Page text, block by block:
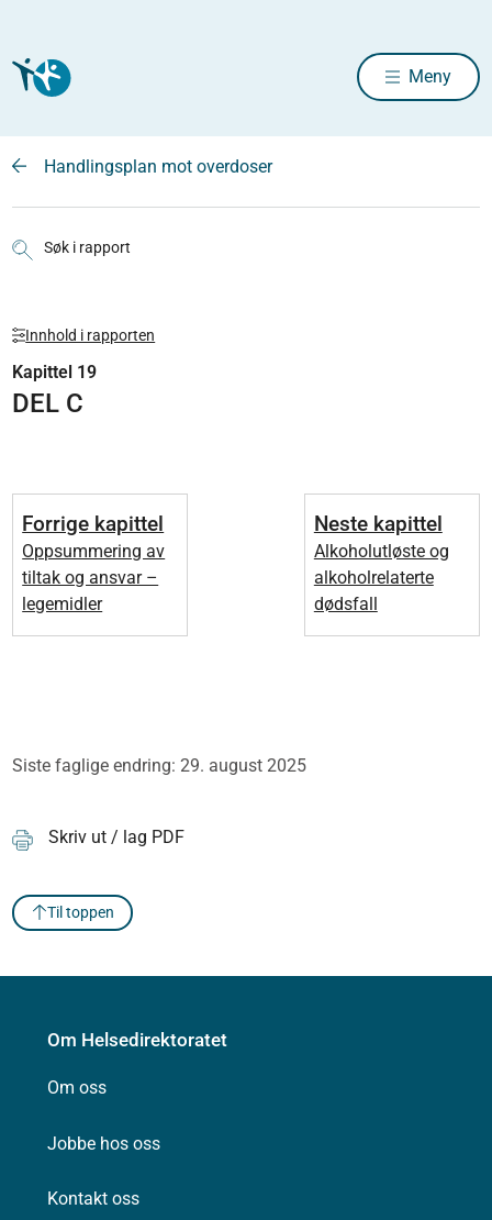
Meny
Handlingsplan mot overdoser
Søk i rapport
Innhold i rapporten
Kapittel 19
DEL C
Forrige kapittel
Oppsummering av
tiltak og ansvar –
legemidler
Neste kapittel
Alkoholutløste og
alkoholrelaterte
dødsfall
Siste faglige endring: 29. august 2025
Skriv ut / lag PDF
Til toppen
Om Helsedirektoratet
Om oss
Jobbe hos oss
Kontakt oss